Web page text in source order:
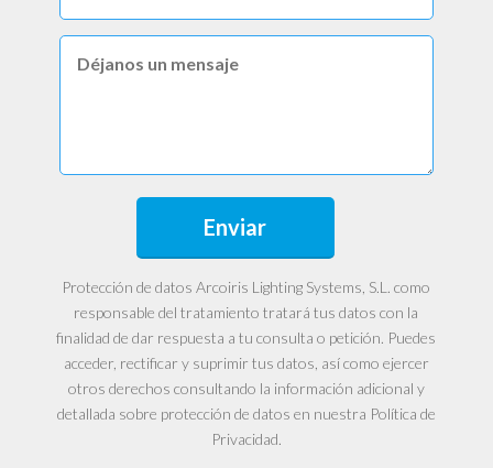
Protección de datos Arcoiris Lighting Systems, S.L. como
responsable del tratamiento tratará tus datos con la
finalidad de dar respuesta a tu consulta o petición. Puedes
acceder, rectificar y suprimir tus datos, así como ejercer
otros derechos consultando la información adicional y
detallada sobre protección de datos en nuestra Política de
Privacidad.